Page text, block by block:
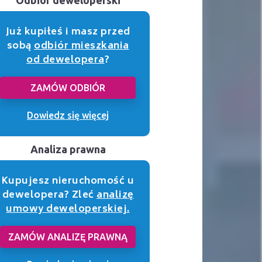
Już kupiłeś i masz przed
sobąodbiór mieszkania
od dewelopera?
ZAMÓW ODBIÓR
Dowiedz się więcej
Analiza prawna
Kupujesz nieruchomość u
dewelopera? Zlećanalizę
umowy deweloperskiej.
ZAMÓW ANALIZĘ PRAWNĄ